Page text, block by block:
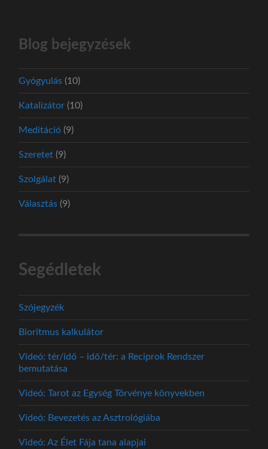
Blog bejegyzések
Gyógyulás (10)
Katalizátor (10)
Meditáció (9)
Szeretet (9)
Szolgálat (9)
Választás (9)
Segédletek
Szójegyzék
Bioritmus kalkulátor
Videó: tér/idő – idő/tér: a Reciprok Rendszer
bemutatása
Videó: Tarot az Egység Törvénye könyvekben
Videó: Bevezetés az Asztrológiába
Videó: Az Élet Fája tana alapjai